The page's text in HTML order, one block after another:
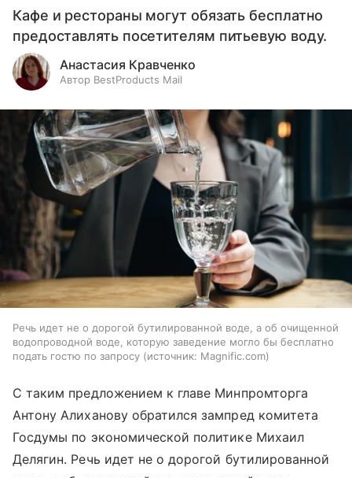
Кафе и рестораны могут обязать бесплатно
предоставлять посетителям питьевую воду.
Анастасия Кравченко
Автор BestProducts Mail
Речь идет не о дорогой бутилированной воде, а об очищенной
водопроводной воде, которую заведение могло бы бесплатно
подать гостю по запросу
источник: Magnific.com
С таким предложением к главе Минпромторга
Антону Алиханову обратился зампред комитета
Госдумы по экономической политике Михаил
Делягин. Речь идет не о дорогой бутилированной